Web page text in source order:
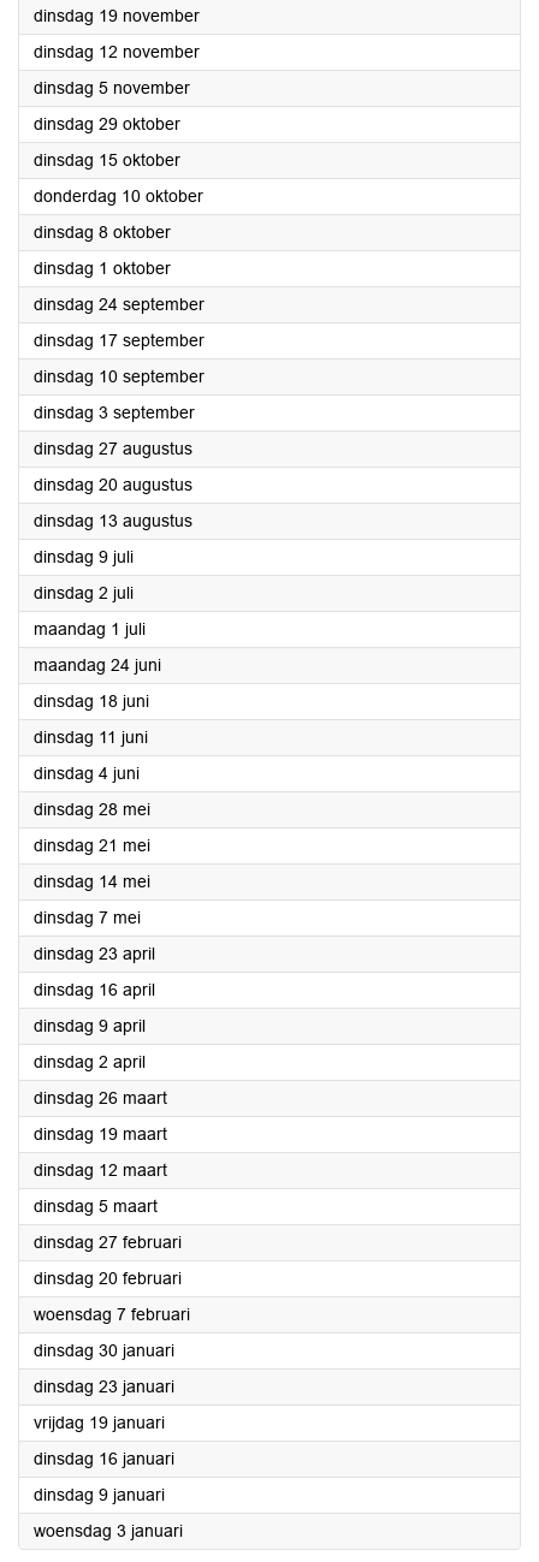
dinsdag 19 november2024
dinsdag 12 november2024
dinsdag 5 november2024
dinsdag 29 oktober2024
dinsdag 15 oktober2024
donderdag 10 oktober2024
dinsdag 8 oktober2024
dinsdag 1 oktober2024
dinsdag 24 september2024
dinsdag 17 september2024
dinsdag 10 september2024
dinsdag 3 september2024
dinsdag 27 augustus2024
dinsdag 20 augustus2024
dinsdag 13 augustus2024
dinsdag 9 juli2024
dinsdag 2 juli2024
maandag 1 juli2024
maandag 24 juni2024
dinsdag 18 juni2024
dinsdag 11 juni2024
dinsdag 4 juni2024
dinsdag 28 mei2024
dinsdag 21 mei2024
dinsdag 14 mei2024
dinsdag 7 mei2024
dinsdag 23 april2024
dinsdag 16 april2024
dinsdag 9 april2024
dinsdag 2 april2024
dinsdag 26 maart2024
dinsdag 19 maart2024
dinsdag 12 maart2024
dinsdag 5 maart2024
dinsdag 27 februari2024
dinsdag 20 februari2024
woensdag 7 februari2024
dinsdag 30 januari2024
dinsdag 23 januari2024
vrijdag 19 januari2024
dinsdag 16 januari2024
dinsdag 9 januari2024
woensdag 3 januari2024